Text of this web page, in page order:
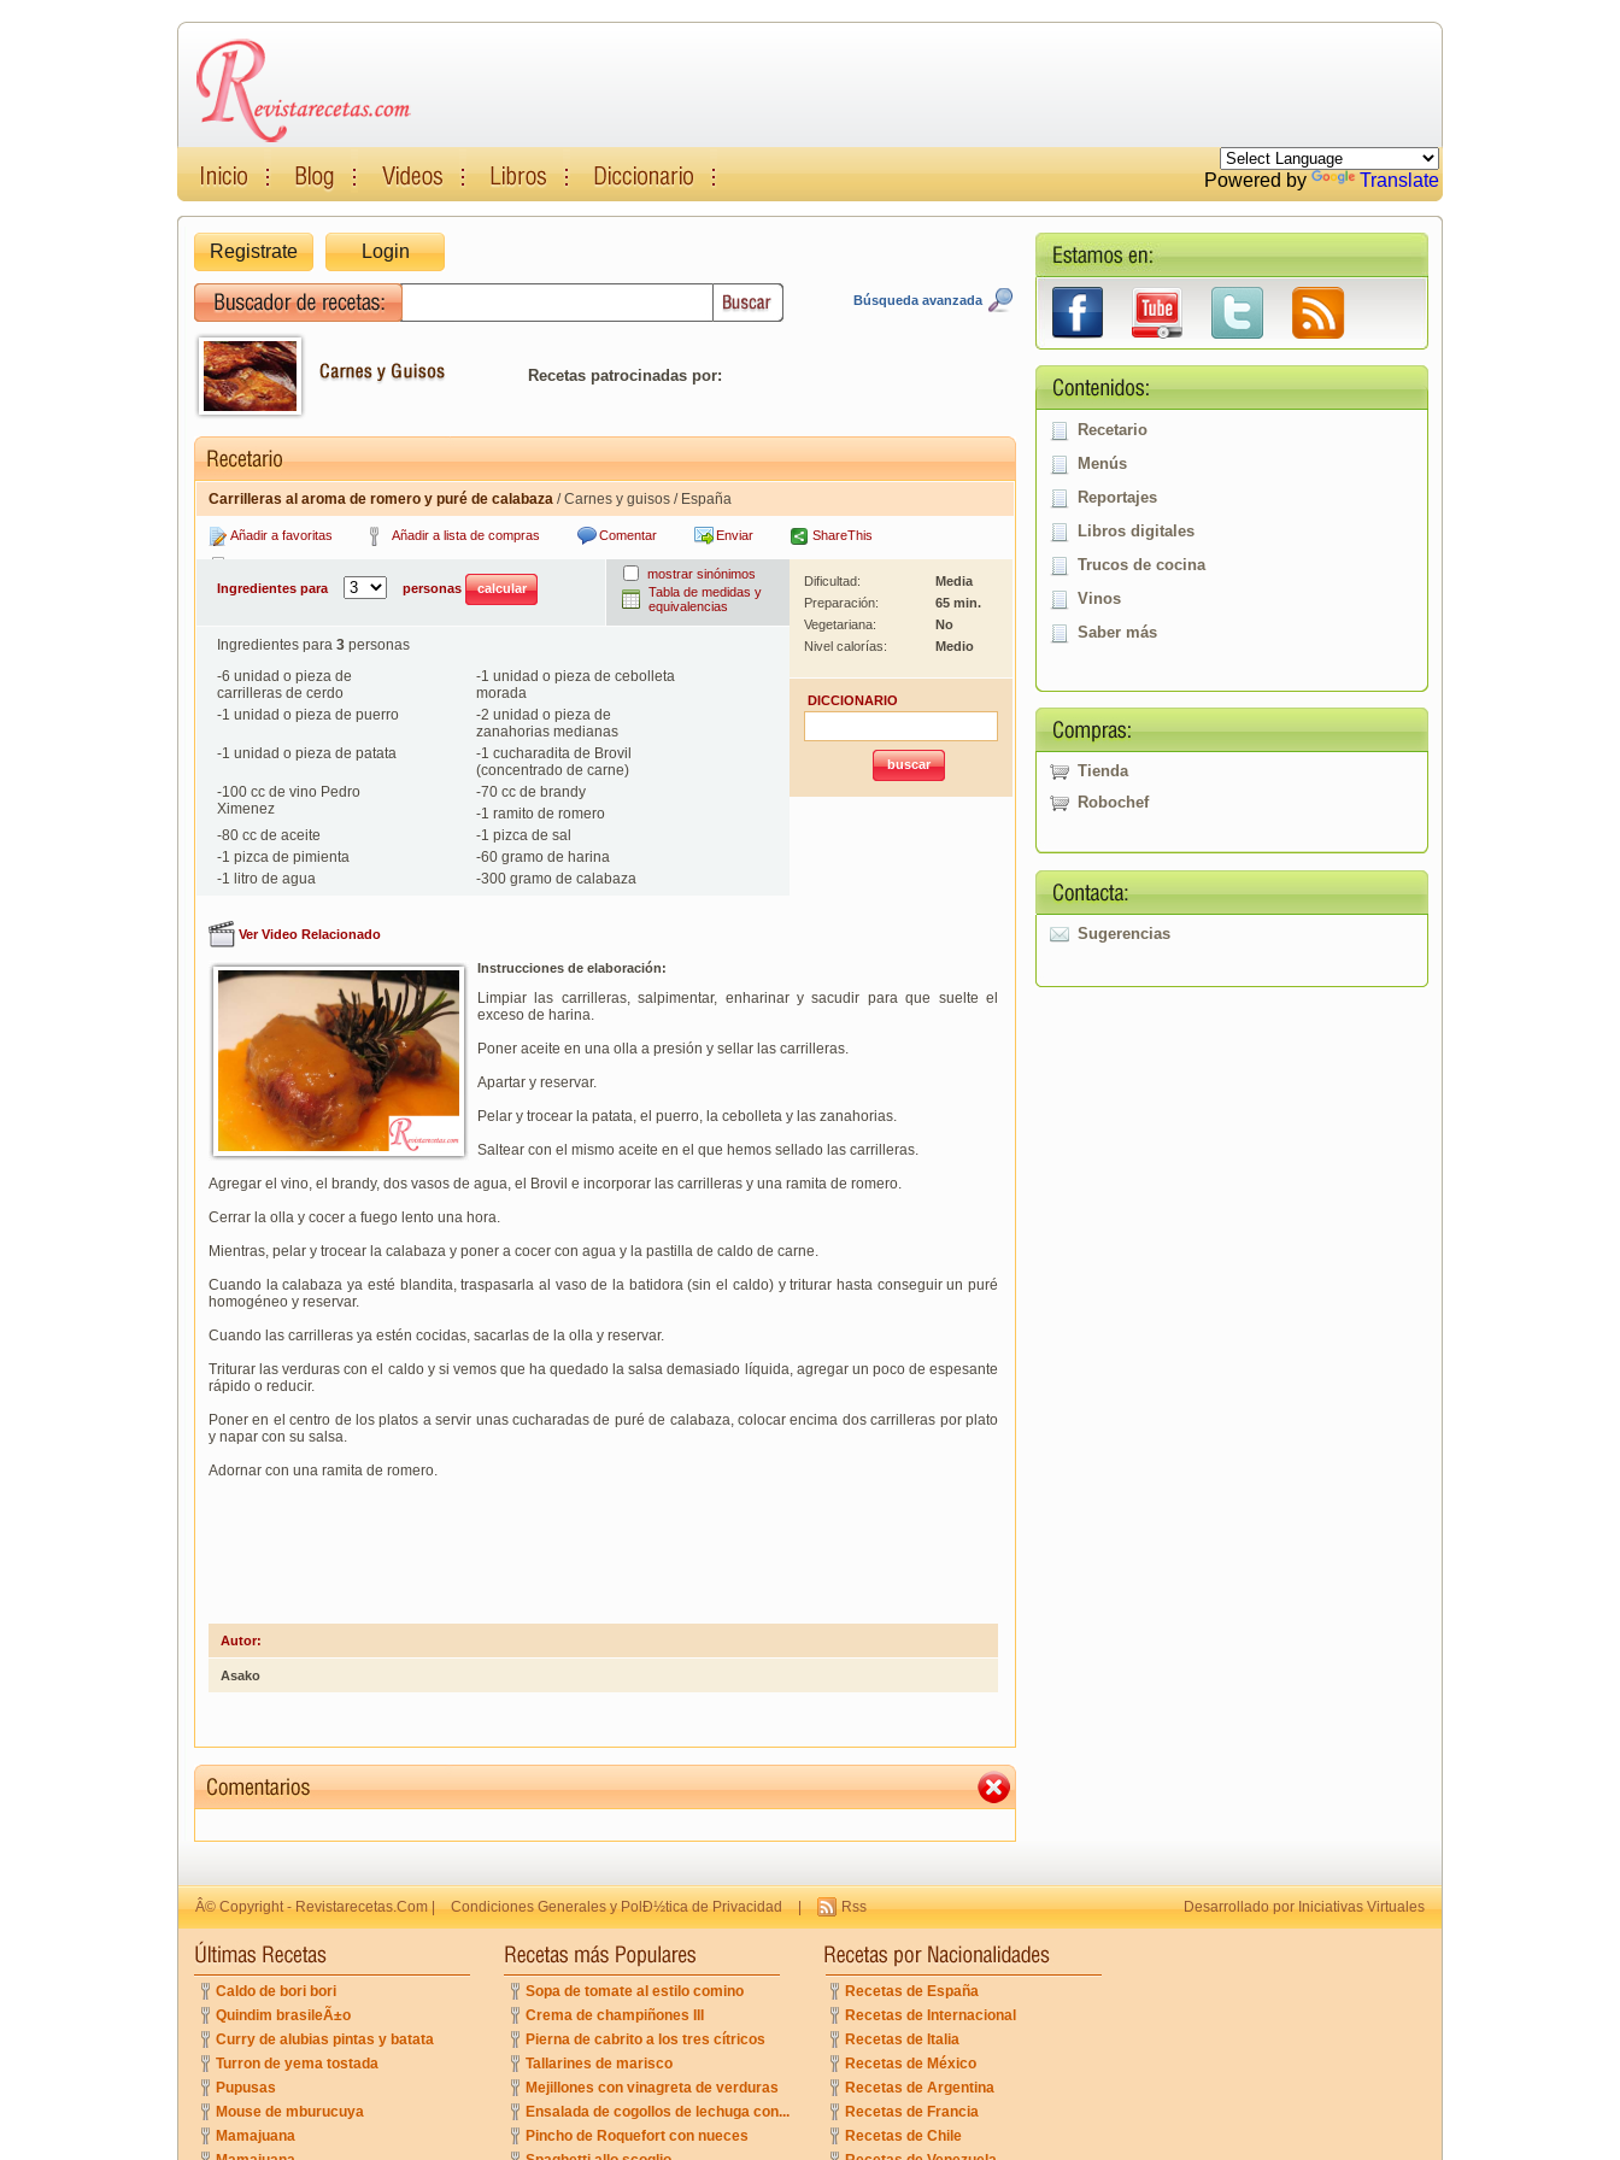
Powered by Translate
Registrate Login
Búsqueda avanzada
Recetas patrocinadas por:
Carrilleras al aroma de romero y puré de calabaza / Carnes y guisos / España
Añadir a favoritas Añadir a lista de compras Comentar Enviar ShareThis
Ingredientes para
personas
mostrar sinónimos
Tabla de medidas y
equivalencias
Ingredientes para 3 personas
-6 unidad o pieza de
carrilleras de cerdo
-1 unidad o pieza de cebolleta
morada
-1 unidad o pieza de puerro -2 unidad o pieza de
zanahorias medianas
-1 unidad o pieza de patata -1 cucharadita de Brovil
(concentrado de carne)
-100 cc de vino Pedro
Ximenez
-70 cc de brandy
-1 ramito de romero
-80 cc de aceite -1 pizca de sal
-1 pizca de pimienta -60 gramo de harina
-1 litro de agua -300 gramo de calabaza
Dificultad:
Media
Preparación:
65 min.
Vegetariana:
No
Nivel calorías:
Medio
DICCIONARIO
Ver Video Relacionado
Instrucciones de elaboración:
Limpiar las carrilleras, salpimentar, enharinar y sacudir para que suelte el
exceso de harina.
Poner aceite en una olla a presión y sellar las carrilleras.
Apartar y reservar.
Pelar y trocear la patata, el puerro, la cebolleta y las zanahorias.
Saltear con el mismo aceite en el que hemos sellado las carrilleras.
Agregar el vino, el brandy, dos vasos de agua, el Brovil e incorporar las carrilleras y una ramita de romero.
Cerrar la olla y cocer a fuego lento una hora.
Mientras, pelar y trocear la calabaza y poner a cocer con agua y la pastilla de caldo de carne.
Cuando la calabaza ya esté blandita, traspasarla al vaso de la batidora (sin el caldo) y triturar hasta conseguir un puré
homogéneo y reservar.
Cuando las carrilleras ya estén cocidas, sacarlas de la olla y reservar.
Triturar las verduras con el caldo y si vemos que ha quedado la salsa demasiado líquida, agregar un poco de espesante
rápido o reducir.
Poner en el centro de los platos a servir unas cucharadas de puré de calabaza, colocar encima dos carrilleras por plato
y napar con su salsa.
Adornar con una ramita de romero.
Autor:
Asako
Recetario
Menús
Reportajes
Libros digitales
Trucos de cocina
Vinos
Saber más
Tienda
Robochef
Sugerencias
Â© Copyright - Revistarecetas.Com | Condiciones Generales y PolÐ½tica de Privacidad | Rss Desarrollado por Iniciativas Virtuales
Caldo de bori bori
Quindim brasileÃ±o
Curry de alubias pintas y batata
Turron de yema tostada
Pupusas
Mouse de mburucuya
Mamajuana
Sopa de tomate al estilo comino
Crema de champiñones III
Pierna de cabrito a los tres cítricos
Tallarines de marisco
Mejillones con vinagreta de verduras
Ensalada de cogollos de lechuga con...
Pincho de Roquefort con nueces
Recetas de España
Recetas de Internacional
Recetas de Italia
Recetas de México
Recetas de Argentina
Recetas de Francia
Recetas de Chile